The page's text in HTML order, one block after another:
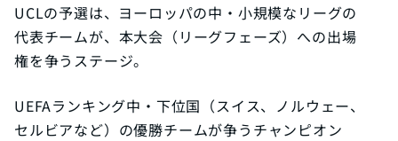
UCLの予選は、ヨーロッパの中・小規模なリーグの
代表チームが、本大会（リーグフェーズ）への出場
権を争うステージ。
UEFAランキング中・下位国（スイス、ノルウェー、
セルビアなど）の優勝チームが争うチャンピオン